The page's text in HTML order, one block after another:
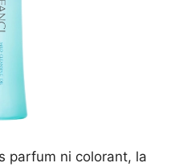
parfum ni colorant, la